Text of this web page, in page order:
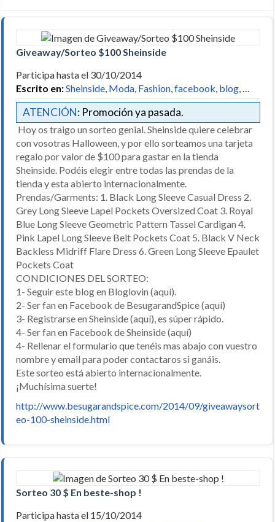
Giveaway/Sorteo $100 Sheinside
Participa hasta el 30/10/2014
Escrito en:Sheinside Moda Fashion facebook blog
ATENCIÓN: Promoción ya pasada.
Hoy os traigo un sorteo genial. Sheinside quiere celebrar
con vosotras Halloween, y por ello sorteamos una tarjeta
regalo por valor de $100 para gastar en la tienda
Sheinside. Podéis elegir entre todas las prendas de la
tienda y esta abierto internacionalmente.
Prendas/Garments: 1. Black Long Sleeve Casual Dress 2.
Grey Long Sleeve Lapel Pockets Oversized Coat 3. Royal
Blue Long Sleeve Geometric Pattern Tassel Cardigan 4.
Pink Lapel Long Sleeve Belt Pockets Coat 5. Black V Neck
Backless Midriff Flare Dress 6. Green Long Sleeve Epaulet
Pockets Coat
CONDICIONES DEL SORTEO:
1- Seguir este blog en Bloglovin (aquí).
2- Ser fan en Facebook de BesugarandSpice (aquí)
3- Registrarse en Sheinside (aquí), es súper rápido.
4- Ser fan en Facebook de Sheinside (aquí)
4- Rellenar el formulario que tenéis mas abajo con vuestro
nombre y email para poder contactaros si ganáis.
Este sorteo está abierto internacionalmente.
¡Muchísima suerte!
http://www.besugarandspice.com/2014/09/giveawaysort
eo-100-sheinside.html
Sorteo 30 $ En beste-shop !
Participa hasta el 15/10/2014